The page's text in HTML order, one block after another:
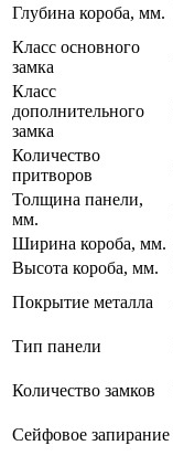
Глубина короба, мм.
Класс основного
замка
Класс
дополнительного
замка
Количество
притворов
Толщина панели,
мм.
Ширина короба, мм.
Высота короба, мм.
Покрытие металла
Тип панели
Количество замков
Сейфовое запирание